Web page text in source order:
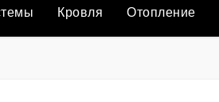
Кровля Отопление